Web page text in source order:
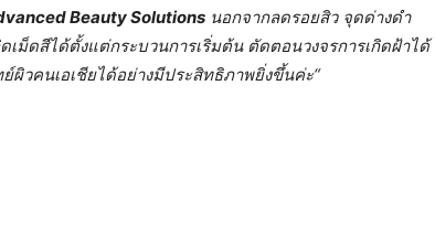
Beauty Solutions นอกจากลดรอยสิว จุดด่างดำ
เม็ดสีได้ตั้งแต่กระบวนการเริ่มต้น ตัดตอนวงจรการเกิดฝ้าได้
ผิวคนเอเชียได้อย่างมีประสิทธิภาพยิ่งขึ้นค่ะ“